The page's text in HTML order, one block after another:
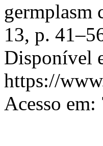
germplasm
13, p.
Disponível
https://
Acesso